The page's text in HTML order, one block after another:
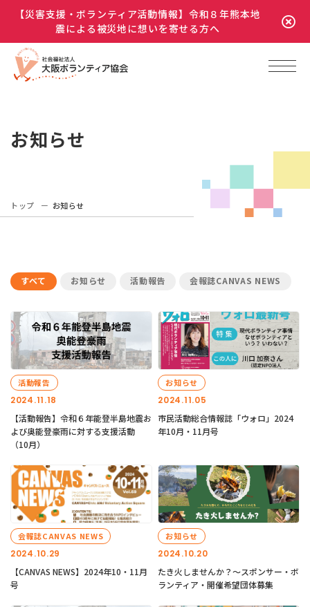
【災害支援・ボランティア活動情報】令和８年熊本地
震による被災地に想いを寄せる方へ
お知らせ
トップ お知らせ
すべて お知らせ 活動報告 会報誌CANVAS NEWS
2024.11.18
活動報告
【活動報告】令和６年能登半島地震お
よび奥能登豪雨に対する支援活動
（10月）
2024.11.05
お知らせ
市民活動総合情報誌「ウォロ」2024
年10月・11月号
2024.10.29
会報誌CANVAS NEWS
【CANVAS NEWS】2024年10・11月
号
2024.10.20
お知らせ
たき火しませんか？～スポンサー・ボ
ランティア・開催希望団体募集